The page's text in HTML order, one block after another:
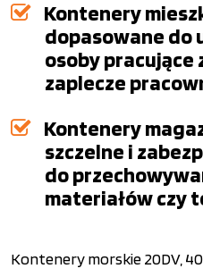
Kontenery
dopasowane do
osoby pracujące
zaplecze
Kontenery
szczelne i
do
materiałów czy
Kontenery morskie 20DV,